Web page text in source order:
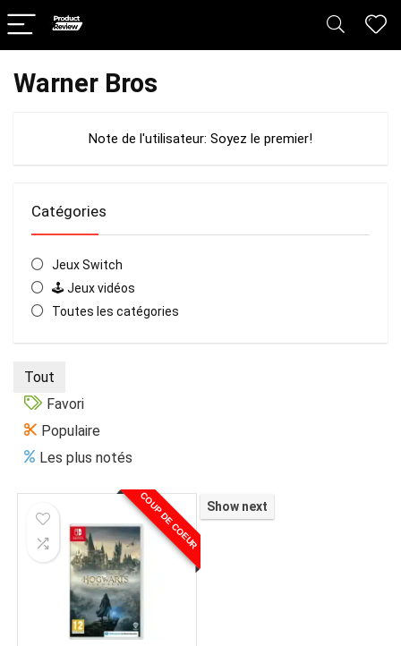
Warner Bros
Note de l'utilisateur: Soyez le premier!
Catégories
Jeux Switch
🕹️ Jeux vidéos
Toutes les catégories
Tout
Favori
Populaire
Les plus notés
COUP DE COEUR Show next